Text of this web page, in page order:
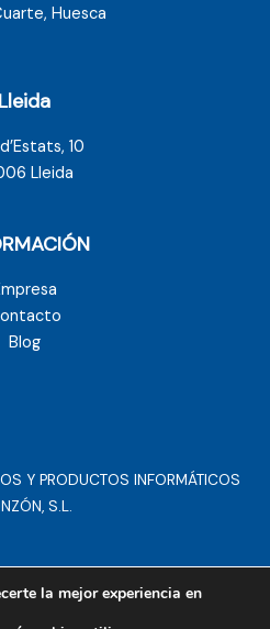
Huesca
Lleida
10
Lleida
Blog
Y PRODUCTOS INFORMÁTICOS
S.L.
la mejor experiencia en